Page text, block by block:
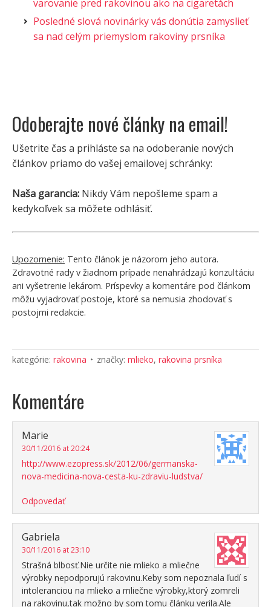
varovanie pred rakovinou ako na cigaretách
Posledné slová novinárky vás donútia zamyslieť
sa nad celým priemyslom rakoviny prsníka
Odoberajte nové články na email!
Ušetrite čas a prihláste sa na odoberanie nových
článkov priamo do vašej emailovej schránky:
Naša garancia: Nikdy Vám nepošleme spam a
kedykoľvek sa môžete odhlásiť.
Upozornenie: Tento článok je názorom jeho autora.
Zdravotné rady v žiadnom prípade nenahrádzajú konzultáciu
ani vyšetrenie lekárom. Príspevky a komentáre pod článkom
môžu vyjadrovať postoje, ktoré sa nemusia zhodovať s
postojmi redakcie.
kategórie: rakovina značky: mlieko, rakovina prsníka
Komentáre
Marie
30/11/2016 at 20:24
http://www.ezopress.sk/2012/06/germanska-
nova-medicina-nova-cesta-ku-zdraviu-ludstva/
Odpovedať
Gabriela
30/11/2016 at 23:10
Strašná blbosť.Nie určite nie mlieko a mliečne
výrobky nepodporujú rakovinu.Keby som nepoznala ľudí s
intoleranciou na mlieko a mliečne výrobky,ktorý zomreli
na rakovinu,tak možno by som tomu článku verila.Ale